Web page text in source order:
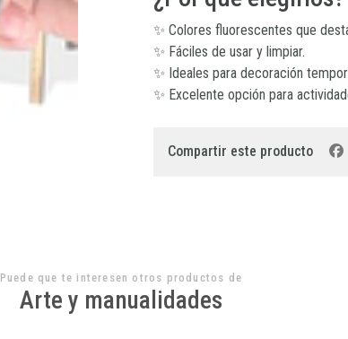
✨ Colores fluorescentes que
✨ Fáciles de usar y limpiar.
✨ Ideales para decoración
✨ Excelente opción para
Compartir este producto
Puede que te interesen otros productos de
Arte y manualidades